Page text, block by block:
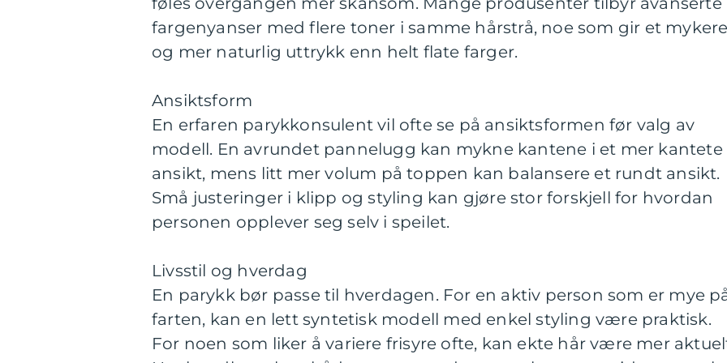
fargenyanser med flere toner i samme hårstrå, noe som gir et mykere
og mer naturlig uttrykk enn helt flate farger.
Ansiktsform
En erfaren parykkonsulent vil ofte se på ansiktsformen før valg av
modell. En avrundet pannelugg kan mykne kantene i et mer kantete
ansikt, mens litt mer volum på toppen kan balansere et rundt ansikt.
Små justeringer i klipp og styling kan gjøre stor forskjell for hvordan
personen opplever seg selv i speilet.
Livsstil og hverdag
En parykk bør passe til hverdagen. For en aktiv person som er mye
farten, kan en lett syntetisk modell med enkel styling være praktisk.
For noen som liker å variere frisyre ofte, kan ekte hår være mer